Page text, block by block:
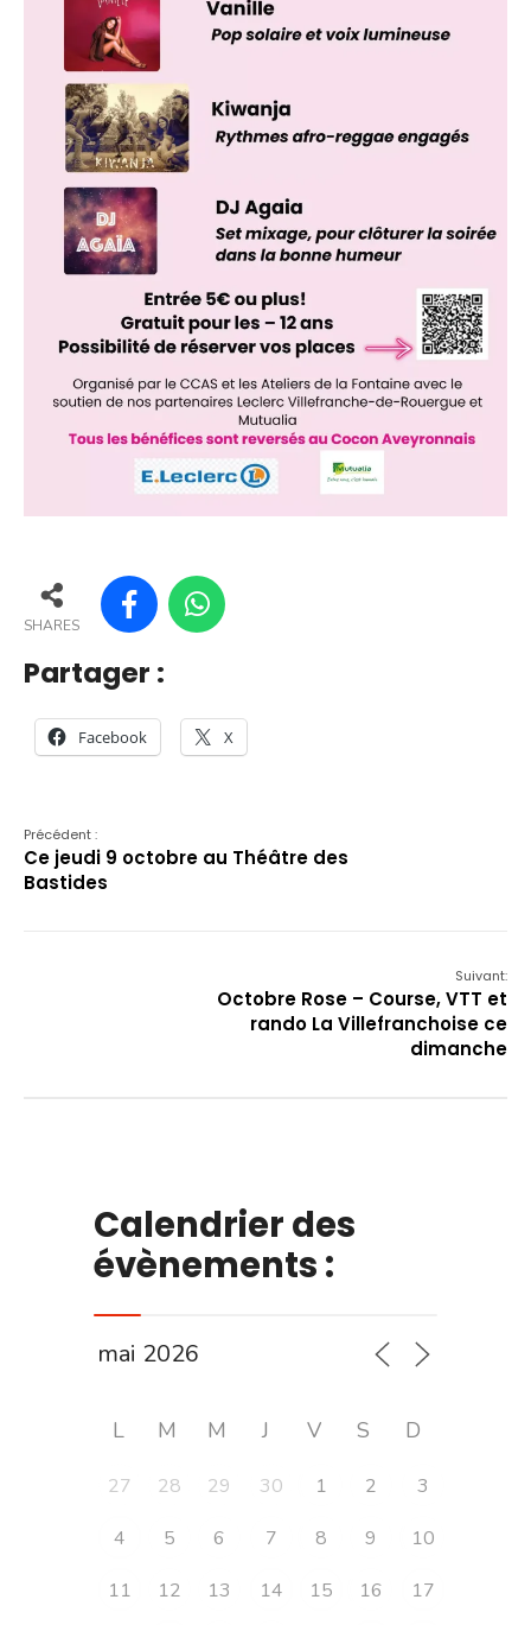
SHARES
Partager :
Facebook X
Précédent :
Ce jeudi 9 octobre au Théâtre des
Bastides
Suivant:
Octobre Rose – Course, VTT et
rando La Villefranchoise ce
dimanche
Calendrier des
évènements :
L M M J V S D
27 28 29 30 1 2
3
4
5 6 7 8 9
10
11
12 13 14 15 16
17